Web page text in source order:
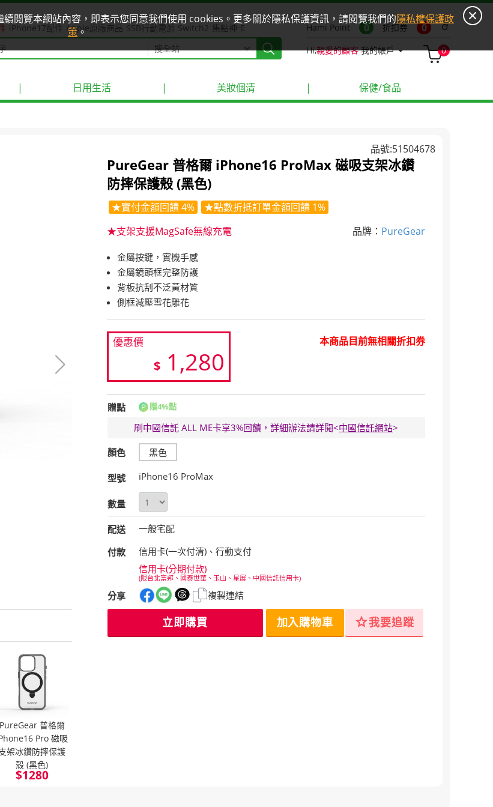
閱覽本網站內容，即表示您同意我們使用 cookies。更多關於隱私保護資訊，請閱覽我們的隱私權保護政
策。
iPhone17配件 Apple原廠商品 SSB行動電源 Switch2 集點神卡 Hami Point 0 折扣券 0 refresh
Hi,親愛的顧客 我的帳戶 0
| 日用生活 | 美妝個清 | 保健/食品
品號:51504678
PureGear 普格爾
Pro 磁吸
架冰鑽防摔保護
殼 (黑色)
$1280
PureGear 普格爾 iPhone16 ProMax 磁吸支架冰鑽
防摔保護殼 (黑色)
★實付金額回饋 4%
★點數折抵訂單金額回饋 1%
★支架支援MagSafe無線充電
品牌： PureGear
金屬按鍵，實機手感
金屬鏡頭框完整防護
背板抗刮不泛黃材質
側框減壓雪花雕花
優惠價
$1,280
本商品目前無相關折扣券
贈點 贈4%點
刷中國信託 ALL ME卡享3%回饋，詳細辦法請詳閱<中國信託網站>
顏色 黑色
型號 iPhone16 ProMax
數量
配送
一般宅配
付款
信用卡(一次付清)、行動支付
信用卡(分期付款)
(限台北富邦、國泰世華、玉山、星展、中國信託信用卡)
分享 複製連結
立即購買 加入購物車 star我要追蹤